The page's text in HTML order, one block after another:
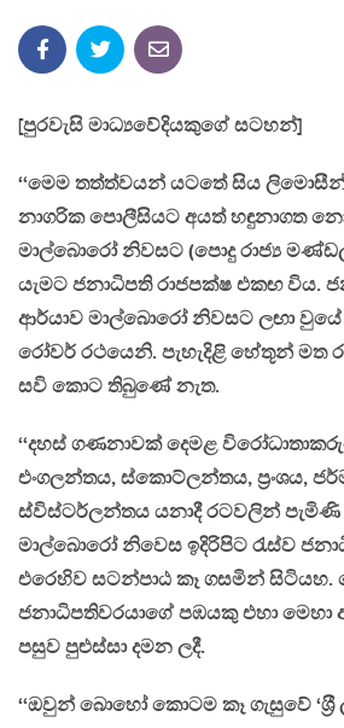
[පුරවැසි මාධ්‍යවේදියකුගේ සටහන්]
‘‘මෙම තත්ත්වයන් යටතේ සිය ලිමොසීන්
නාගරික පොලීසියට අයත් හඳුනාගත
මාල්බොරෝ නිවසට (පොදු රාජ්‍ය
යැමට ජනාධිපති රාජපක්ෂ එකඟ විය.
ආර්යාව මාල්බොරෝ නිවසට ලඟා වුයේ
රෝවර් රථයෙනි. පැහැදිළි හේතූන් මත
සවි කොට තිබුණේ නැත.
‘‘දහස් ගණනාවක් දෙමළ
එංගලන්තය, ස්කොට්ලන්තය, ප‍්‍රංශය,
ස්විස්ටර්ලන්තය යනාදී රටවලින්
මාල්බොරෝ නිවෙස ඉදිරිපිට රැස්ව
එරෙහිව සටන්පාඨ කෑ ගසමින් සිටියහ.
ජනාධිපතිවරයාගේ පඹයකු එහා මෙහා
පසුව පුළුස්සා දමන ලදී.
‘‘ඔවුන් බොහෝ කොටම කෑ ගැසුවේ ‘ශ‍්‍රී